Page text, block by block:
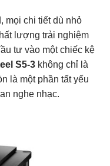
mọi chi tiết dù nhỏ
lượng trải nghiệm
tư vào một chiếc kệ
S5-3 không chỉ là
là một phần tất yếu
nghe nhạc.